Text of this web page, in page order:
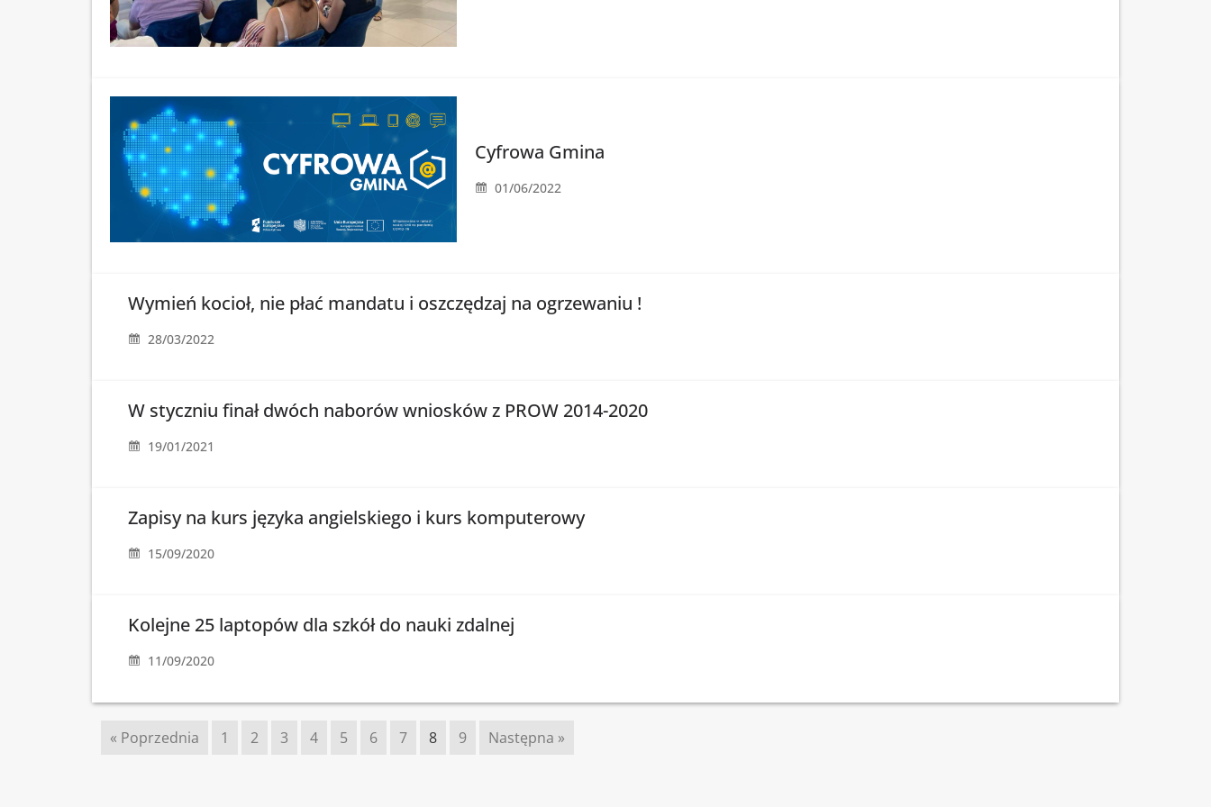
Cyfrowa Gmina
01/06/2022
Wymień kocioł, nie płać mandatu i oszczędzaj na ogrzewaniu !
28/03/2022
W styczniu finał dwóch naborów wniosków z PROW 2014-2020
19/01/2021
Zapisy na kurs języka angielskiego i kurs komputerowy
15/09/2020
Kolejne 25 laptopów dla szkół do nauki zdalnej
11/09/2020
« Poprzednia 1 2 3 4 5 6 7 8 9 Następna »